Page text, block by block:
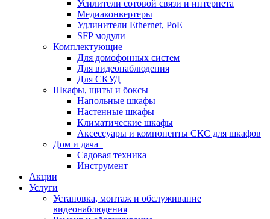
Усилители сотовой связи и интернета
Медиаконвертеры
Удлинители Ethernet, PoE
SFP модули
Комплектующие
Для домофонных систем
Для видеонаблюдения
Для СКУД
Шкафы, щиты и боксы
Напольные шкафы
Настенные шкафы
Климатические шкафы
Аксессуары и компоненты СКС для шкафов
Дом и дача
Садовая техника
Инструмент
Акции
Услуги
Установка, монтаж и обслуживание
видеонаблюдения